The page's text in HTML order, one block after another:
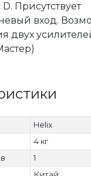
Присутствует
вход.
двух
Helix
4 кг
1